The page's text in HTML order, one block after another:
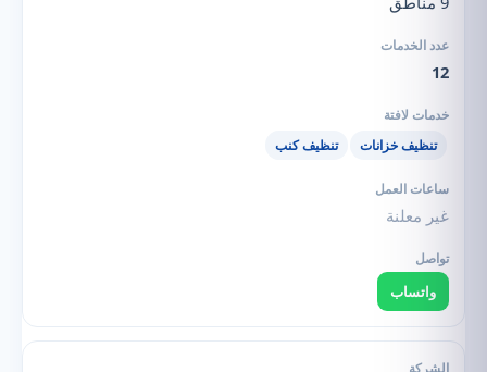
12
تنظيف خزانات تنظيف كنب
غير معلنة
واتساب